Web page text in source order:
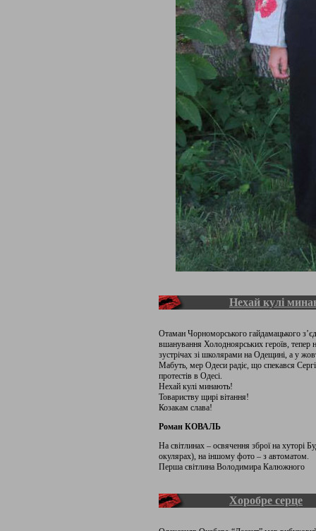
Нехай кулі
Отаман Чорноморського гайдамацького
вшанування Холодноярських героїв, тепер
зустрічах зі школярами на Одещині, а у
Мабуть, мер Одеси радіє, що спекався
протестів в Одесі.
Нехай кулі минають!
Товариству щирі вітання!
Козакам слава!
Роман КОВАЛЬ
На світлинах – освячення зброї на хуторі
окулярах), на іншому фото – з автоматом.
Перша світлина Володимира Калюжного
Хоробре серце